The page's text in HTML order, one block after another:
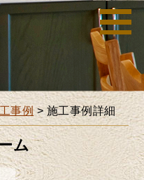
事例> 施工事例詳細
ム